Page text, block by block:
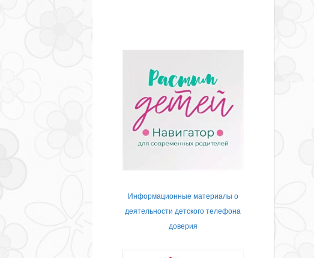
Информационные материалы о
деятельности детского телефона
доверия